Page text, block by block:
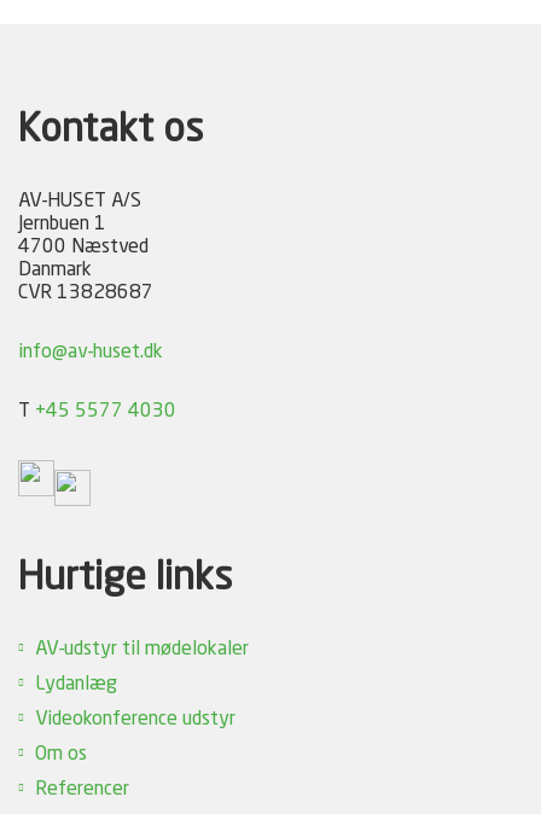
Kontakt os
AV-HUSET A/S
Jernbuen 1
4700 Næstved
Danmark
CVR 13828687
info@av-huset.dk
+45 5577 4030
Hurtige links
AV-udstyr til mødelokaler
Lydanlæg
Videokonference udstyr
Om os
Referencer